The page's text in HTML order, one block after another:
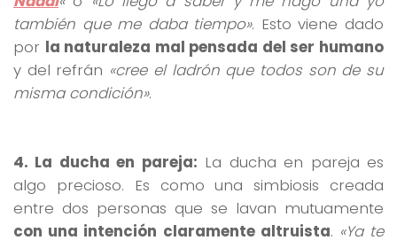
también que me daba tiempo». Esto viene dado
por la naturaleza mal pensada del ser humano
y del refrán «cree el ladrón que todos son de su
misma condición».
4. La ducha en pareja: La ducha en pareja es
algo precioso. Es como una simbiosis creada
entre dos personas que se lavan mutuamente
con una intención claramente altruista. «Ya te